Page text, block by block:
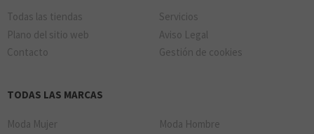
Todas las tiendas
Servicios
Plano del sitio web
Aviso Legal
Contacto
Gestión de cookies
TODAS LAS MARCAS
Moda Mujer
Moda Hombre